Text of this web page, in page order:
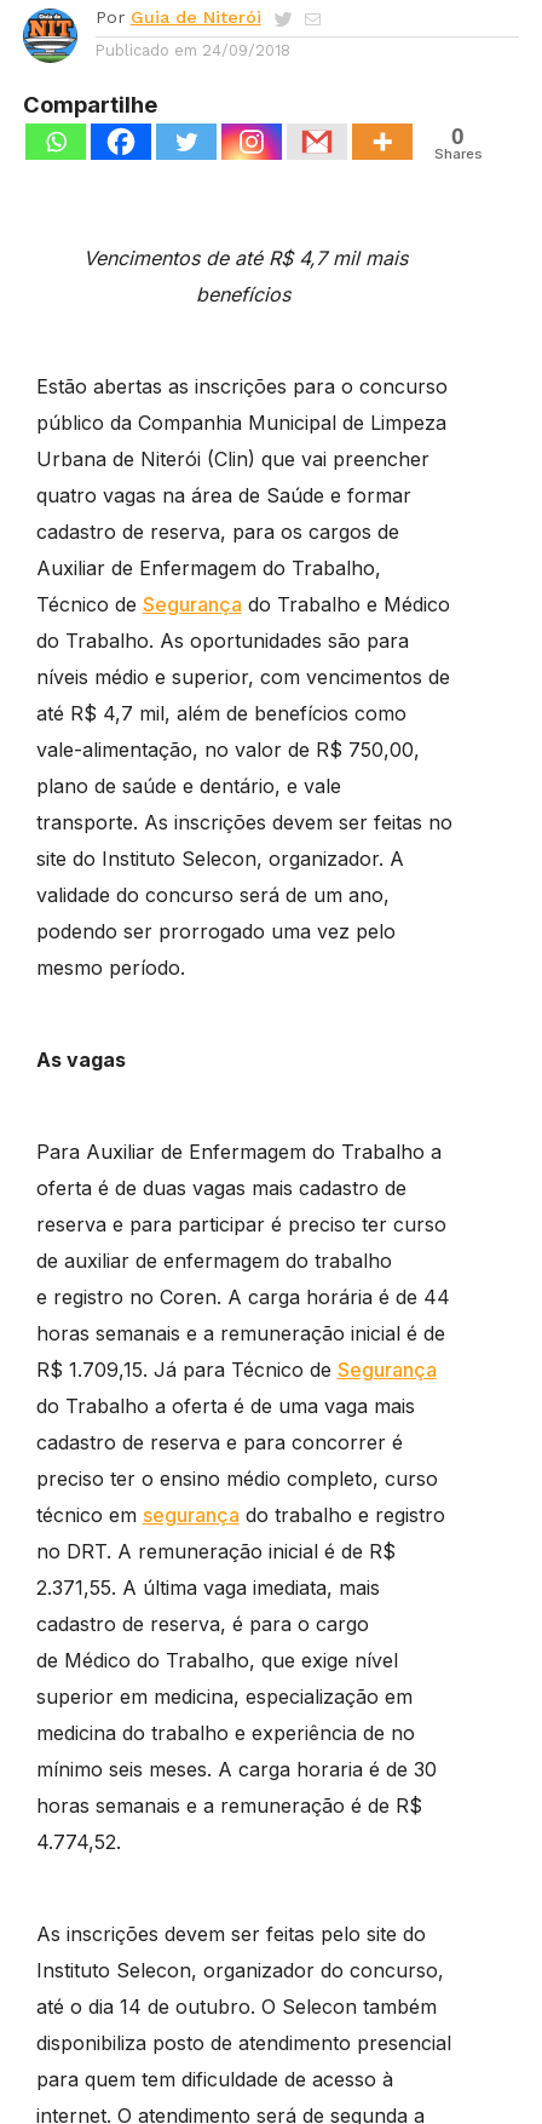
Por Guia de Niterói
Publicado em 24/09/2018
Compartilhe
0
Shares
Vencimentos de até R$ 4,7 mil mais
benefícios
Estão abertas as inscrições para o concurso
público da Companhia Municipal de Limpeza
Urbana de Niterói (Clin) que vai preencher
quatro vagas na área de Saúde e formar
cadastro de reserva, para os cargos de
Auxiliar de Enfermagem do Trabalho,
Técnico de Segurança do Trabalho e Médico
do Trabalho. As oportunidades são para
níveis médio e superior, com vencimentos de
até R$ 4,7 mil, além de benefícios como
vale-alimentação, no valor de R$ 750,00,
plano de saúde e dentário, e vale
transporte. As inscrições devem ser feitas no
site do Instituto Selecon, organizador. A
validade do concurso será de um ano,
podendo ser prorrogado uma vez pelo
mesmo período.
As vagas
Para Auxiliar de Enfermagem do Trabalho a
oferta é de duas vagas mais cadastro de
reserva e para participar é preciso ter curso
de auxiliar de enfermagem do trabalho
e registro no Coren. A carga horária é de 44
horas semanais e a remuneração inicial é de
R$ 1.709,15. Já para Técnico de Segurança
do Trabalho a oferta é de uma vaga mais
cadastro de reserva e para concorrer é
preciso ter o ensino médio completo, curso
técnico em segurança do trabalho e registro
no DRT. A remuneração inicial é de R$
2.371,55. A última vaga imediata, mais
cadastro de reserva, é para o cargo
de Médico do Trabalho, que exige nível
superior em medicina, especialização em
medicina do trabalho e experiência de no
mínimo seis meses. A carga horaria é de 30
horas semanais e a remuneração é de R$
4.774,52.
As inscrições devem ser feitas pelo site do
Instituto Selecon, organizador do concurso,
até o dia 14 de outubro. O Selecon também
disponibiliza posto de atendimento presencial
para quem tem dificuldade de acesso à
internet. O atendimento será de segunda a